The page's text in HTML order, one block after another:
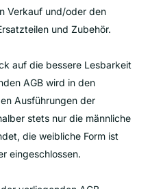
Verkauf und/oder den
und Zubehör.
auf die bessere Lesbarkeit
AGB wird in den
Ausführungen der
stets nur die männliche
die weibliche Form ist
eingeschlossen.